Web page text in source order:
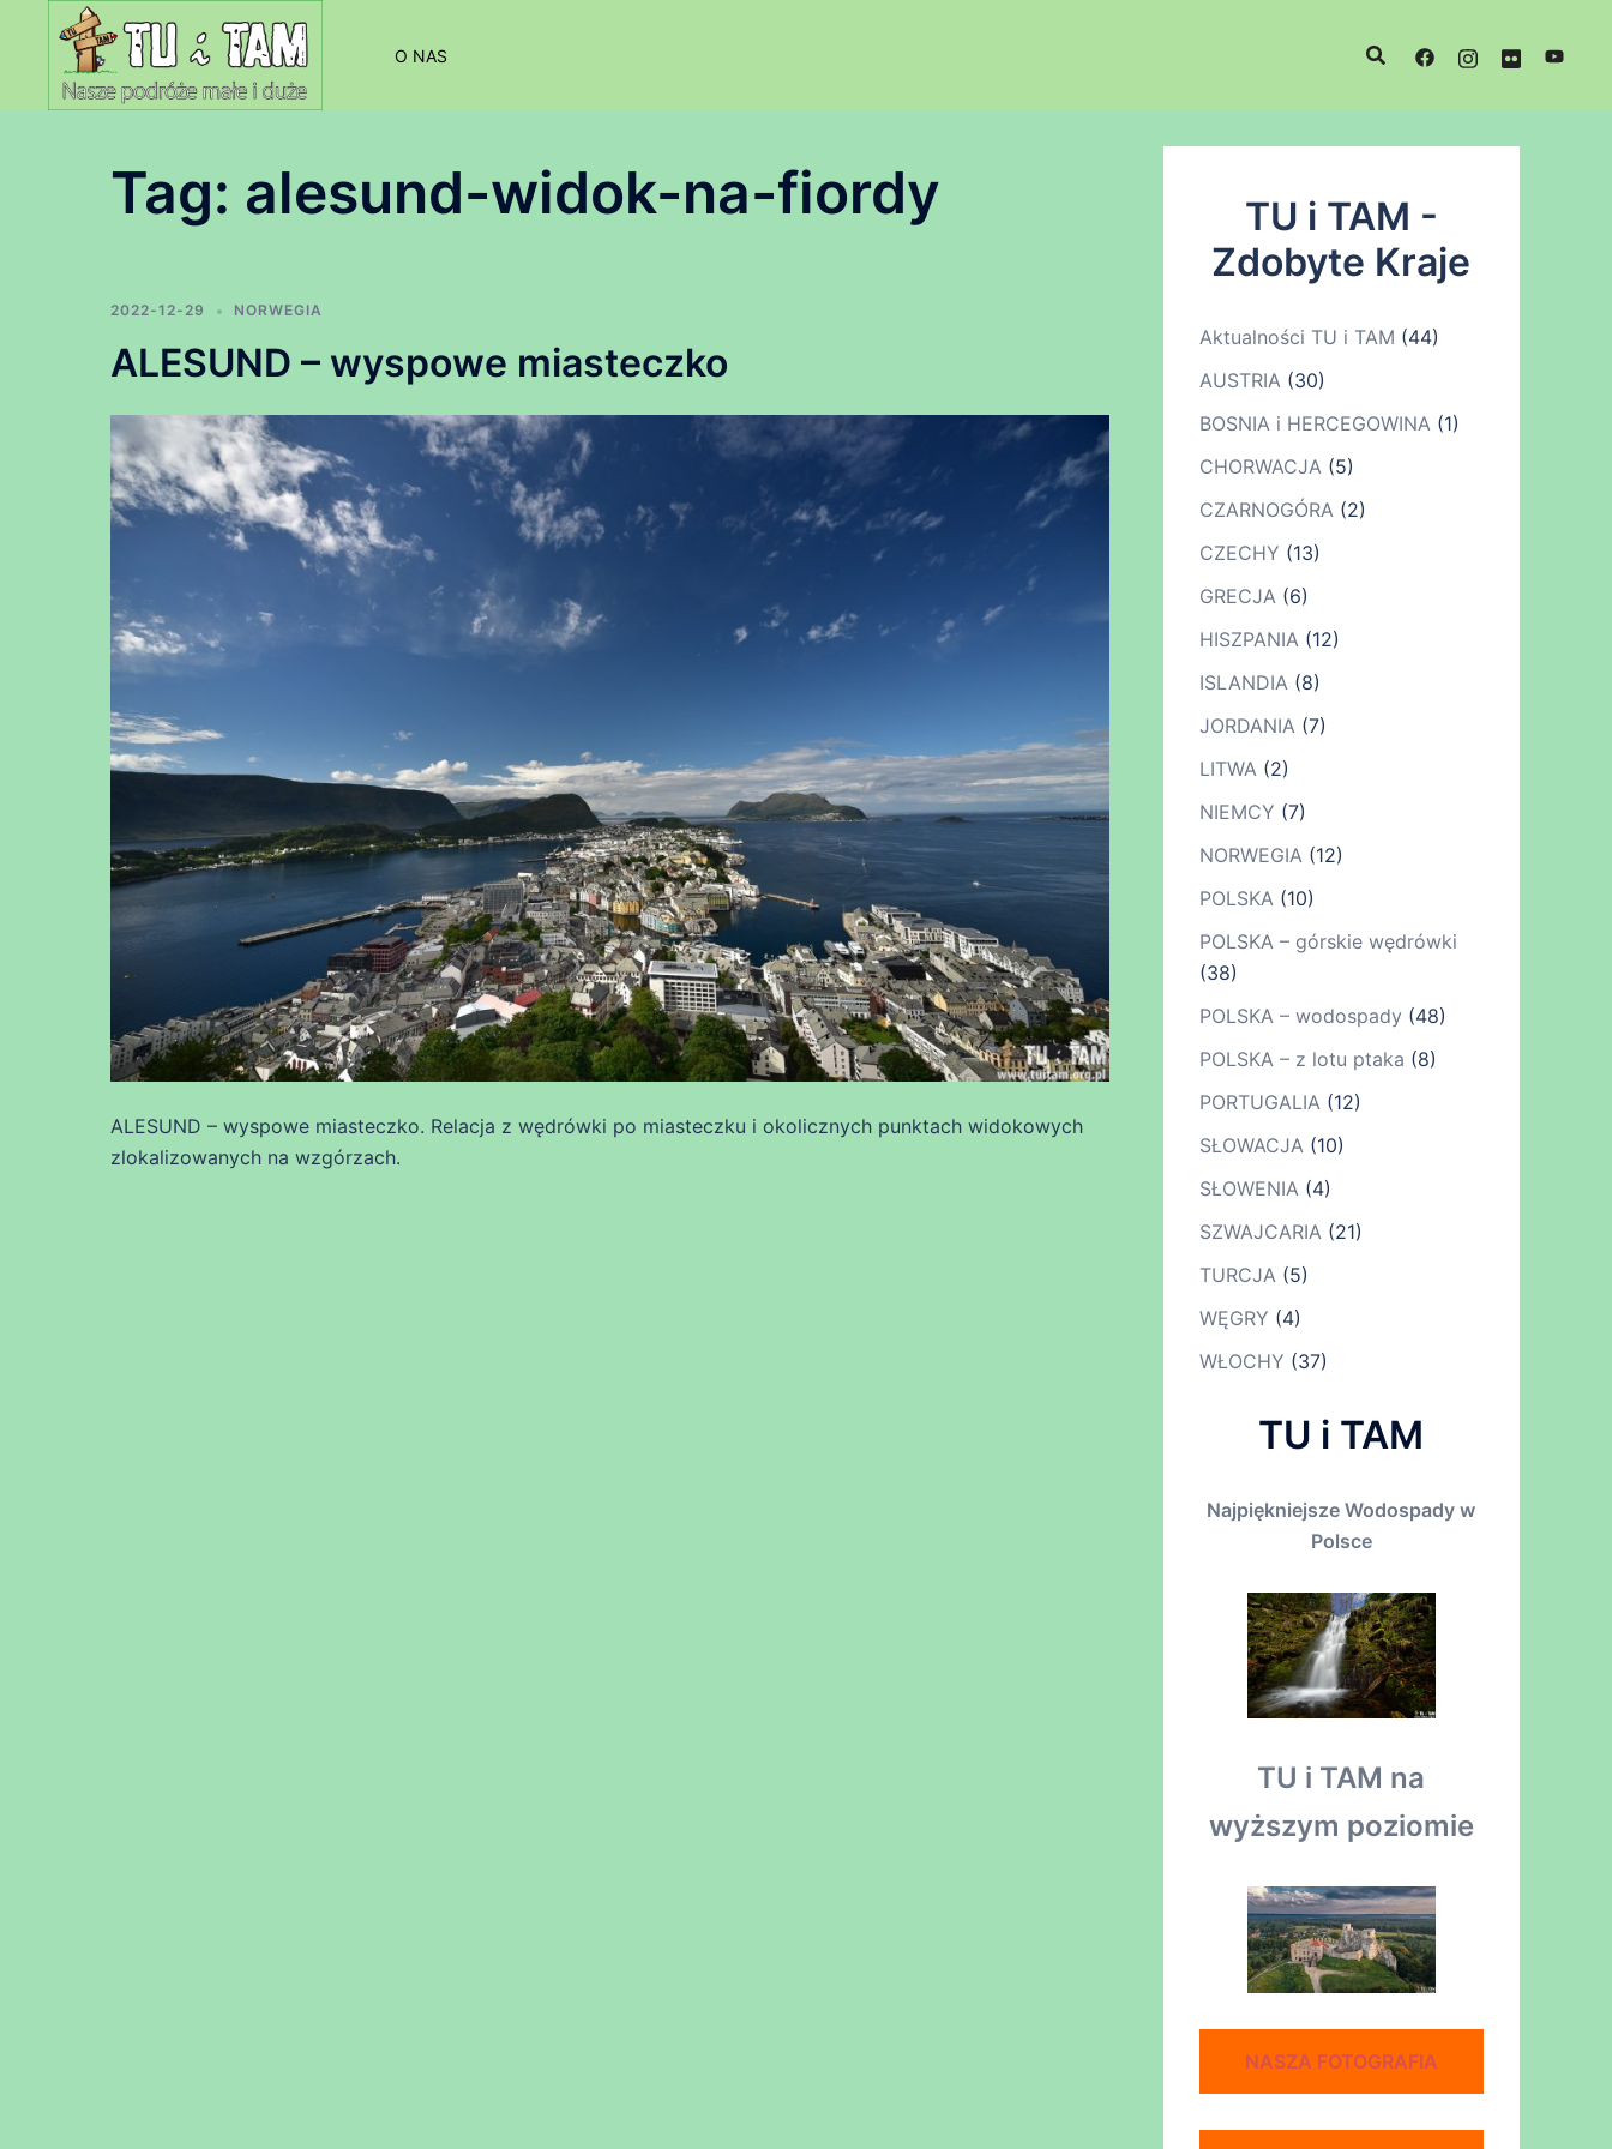
O NAS
Tag: alesund-widok-na-fiordy
2022-12-29 NORWEGIA
ALESUND – wyspowe miasteczko
ALESUND – wyspowe miasteczko. Relacja z wędrówki po miasteczku i okolicznych punktach widokowych
zlokalizowanych na wzgórzach.
TU i TAM -
Zdobyte Kraje
Aktualności TU i TAM (44)
AUSTRIA(30)
BOSNIA i HERCEGOWINA(1)
CHORWACJA(5)
CZARNOGÓRA(2)
CZECHY (13)
GRECJA(6)
HISZPANIA(12)
ISLANDIA(8)
JORDANIA(7)
LITWA(2)
NIEMCY (7)
NORWEGIA(12)
POLSKA(10)
POLSKA – górskie wędrówki
(38)
POLSKA – wodospady (48)
POLSKA – z lotu ptaka (8)
PORTUGALIA(12)
SŁOWACJA(10)
SŁOWENIA(4)
SZWAJCARIA(21)
TURCJA(5)
WĘGRY (4)
WŁOCHY (37)
TU i TAM
Najpiękniejsze Wodospady w
Polsce
TU i TAM na
wyższym poziomie
NASZA FOTOGRAFIA